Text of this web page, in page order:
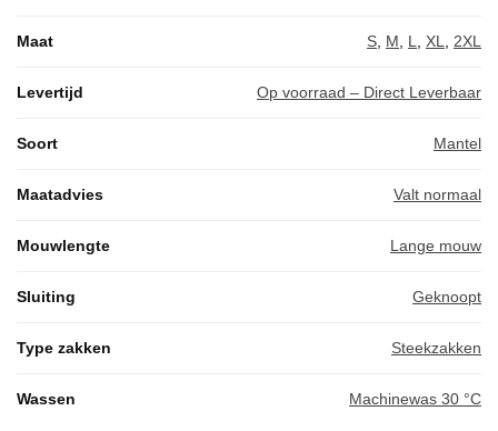
Maat S M L XL 2XL
Levertijd Op voorraad – Direct Leverbaar
Soort Mantel
Maatadvies Valt normaal
Mouwlengte Lange mouw
Sluiting Geknoopt
Type zakken Steekzakken
Wassen Machinewas 30 °C